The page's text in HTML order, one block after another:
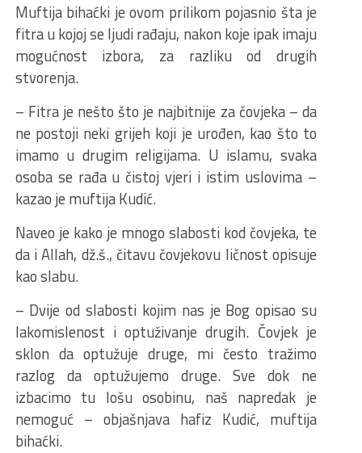
Muftija bihaćki je ovom prilikom pojasnio šta je
fitra u kojoj se ljudi rađaju, nakon koje ipak imaju
mogućnost izbora, za razliku od drugih
stvorenja.
– Fitra je nešto što je najbitnije za čovjeka – da
ne postoji neki grijeh koji je urođen, kao što to
imamo u drugim religijama. U islamu, svaka
osoba se rađa u čistoj vjeri i istim uslovima –
kazao je muftija Kudić.
Naveo je kako je mnogo slabosti kod čovjeka, te
da i Allah, dž.š., čitavu čovjekovu ličnost opisuje
kao slabu.
– Dvije od slabosti kojim nas je Bog opisao su
lakomislenost i optuživanje drugih. Čovjek je
sklon da optužuje druge, mi često tražimo
razlog da optužujemo druge. Sve dok ne
izbacimo tu lošu osobinu, naš napredak je
nemoguć – objašnjava hafiz Kudić, muftija
bihaćki.